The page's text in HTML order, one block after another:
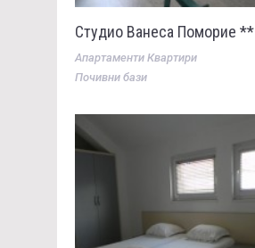
Студио Ванеса Поморие **
Апартаменти Квартири
Почивни бази